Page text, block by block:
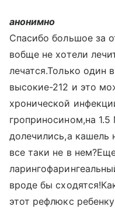
анонимно
Спасибо большое за
вобще не хотели
лечатся.Только один
высокие-212 и это
хронической
гроприносином,на
долечились,а кашель
все таки не в
вроде бы
этот рефлюкс